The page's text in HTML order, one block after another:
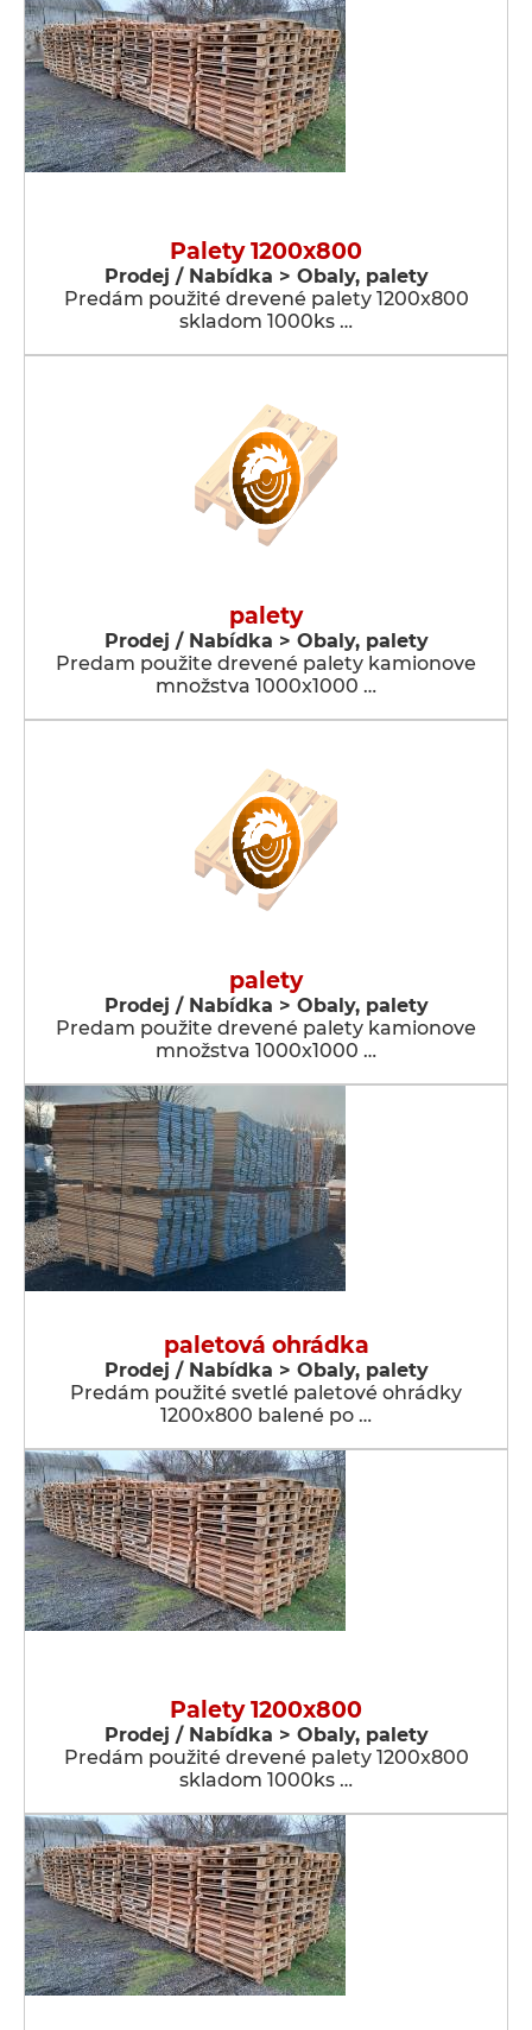
Palety 1200x800
Prodej / Nabídka > Obaly, palety
Predám použité drevené palety 1200x800
skladom 1000ks …
palety
Prodej / Nabídka > Obaly, palety
Predam použite drevené palety kamionove
množstva 1000x1000 …
palety
Prodej / Nabídka > Obaly, palety
Predam použite drevené palety kamionove
množstva 1000x1000 …
paletová ohrádka
Prodej / Nabídka > Obaly, palety
Predám použité svetlé paletové ohrádky
1200x800 balené po …
Palety 1200x800
Prodej / Nabídka > Obaly, palety
Predám použité drevené palety 1200x800
skladom 1000ks …